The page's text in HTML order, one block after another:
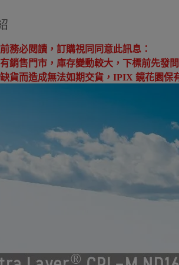
務必閱讀，訂購視同同意此訊息：
銷售門市，庫存變動較大，下標前先發
貨而造成無法如期交貨， IPIX 鏡花園保